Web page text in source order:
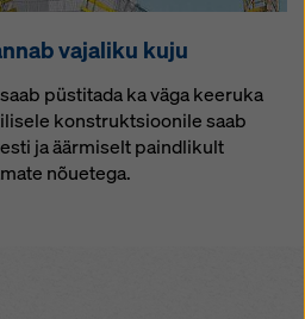
vajaliku kuju
püstitada ka väga keeruka
konstruktsioonile saab
ja äärmiselt paindlikult
nõuetega.